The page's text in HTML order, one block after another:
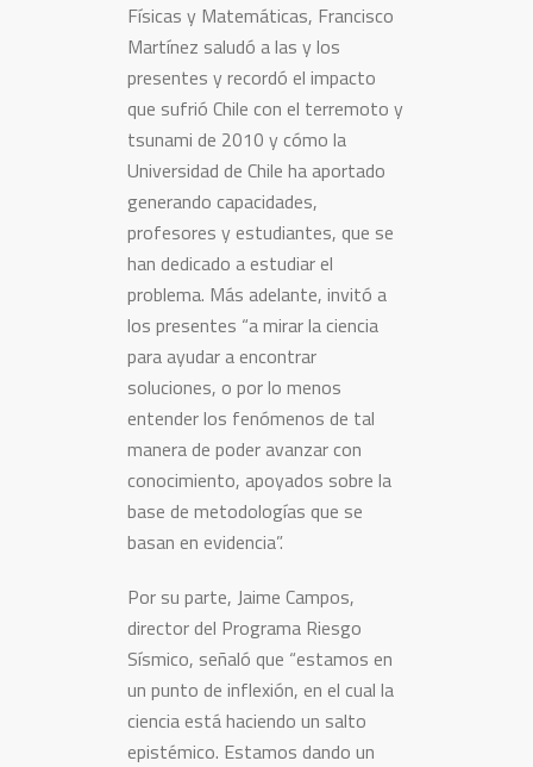
Físicas y Matemáticas, Francisco
Martínez saludó a las y los
presentes y recordó el impacto
que sufrió Chile con el terremoto y
tsunami de 2010 y cómo la
Universidad de Chile ha aportado
generando capacidades,
profesores y estudiantes, que se
han dedicado a estudiar el
problema. Más adelante, invitó a
los presentes “a mirar la ciencia
para ayudar a encontrar
soluciones, o por lo menos
entender los fenómenos de tal
manera de poder avanzar con
conocimiento, apoyados sobre la
base de metodologías que se
basan en evidencia”.
Por su parte, Jaime Campos,
director del Programa Riesgo
Sísmico, señaló que “estamos en
un punto de inflexión, en el cual la
ciencia está haciendo un salto
epistémico. Estamos dando un